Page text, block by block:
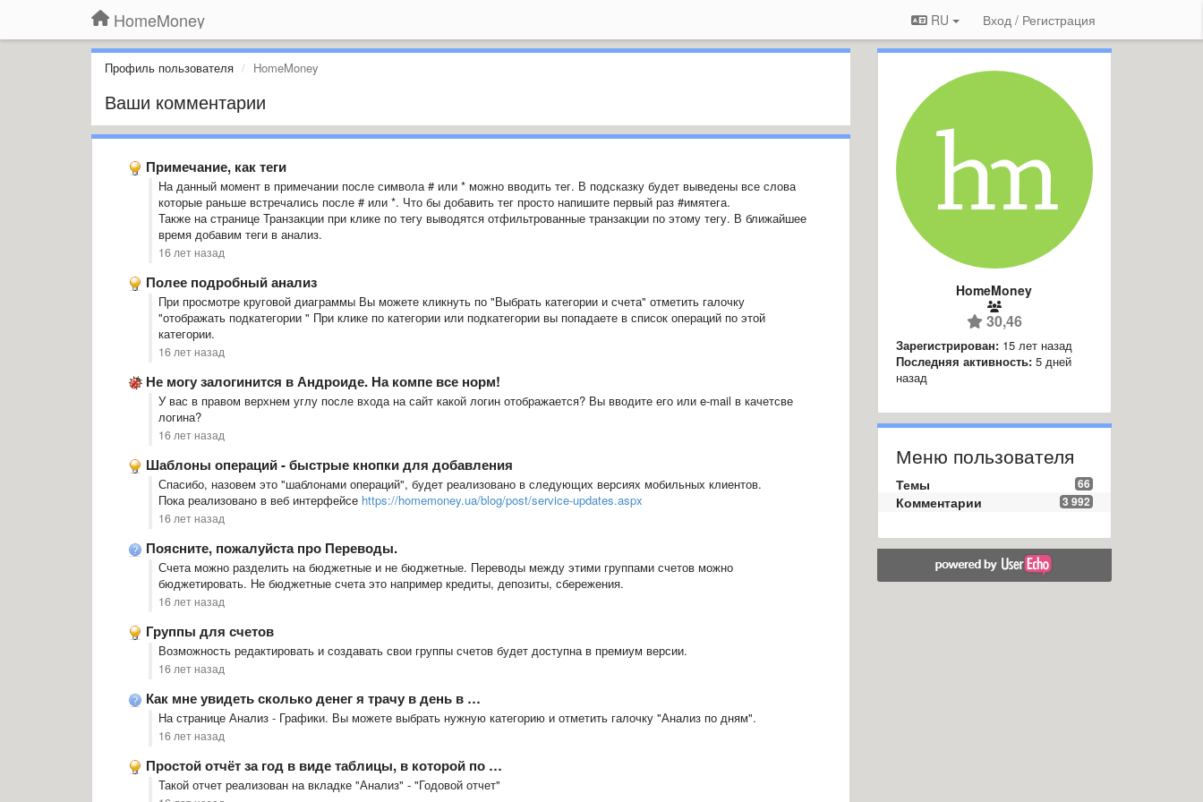
HomeMoney RU Вход / Регистрация
Профиль пользователя HomeMoney
Ваши комментарии
Примечание, как теги
На данный момент в примечании после символа # или * можно вводить тег. В подсказку будет выведены все слова
которые раньше встречались после # или *. Что бы добавить тег просто напишите первый раз #имятега.
Также на странице Транзакции при клике по тегу выводятся отфильтрованные транзакции по этому тегу. В ближайшее
время добавим теги в анализ.
16 лет назад
Полее подробный анализ
При просмотре круговой диаграммы Вы можете кликнуть по "Выбрать категории и счета" отметить галочку
"отображать подкатегории " При клике по категории или подкатегории вы попадаете в список операций по этой
категории.
16 лет назад
Не могу залогинится в Андроиде. На компе все норм!
У вас в правом верхнем углу после входа на сайт какой логин отображается? Вы вводите его или e-mail в качетсве
логина?
16 лет назад
Шаблоны операций - быстрые кнопки для добавления
Спасибо, назовем это "шаблонами операций", будет реализовано в следующих версиях мобильных клиентов.
Пока реализовано в веб интерфейсе https://homemoney.ua/blog/post/service-updates.aspx
16 лет назад
Поясните, пожалуйста про Переводы.
Счета можно разделить на бюджетные и не бюджетные. Переводы между этими группами счетов можно
бюджетировать. Не бюджетные счета это например кредиты, депозиты, сбережения.
16 лет назад
Группы для счетов
Возможность редактировать и создавать свои группы счетов будет доступна в премиум версии.
16 лет назад
Как мне увидеть сколько денег я трачу в день в …
На странице Анализ - Графики. Вы можете выбрать нужную категорию и отметить галочку "Анализ по дням".
16 лет назад
Простой отчёт за год в виде таблицы, в которой по …
Такой отчет реализован на вкладке "Анализ" - "Годовой отчет"
HomeMoney
30,46
Зарегистрирован: 15 лет назад
Последняя активность: 5 дней
назад
Меню пользователя
66
Темы
3 992
Комментарии